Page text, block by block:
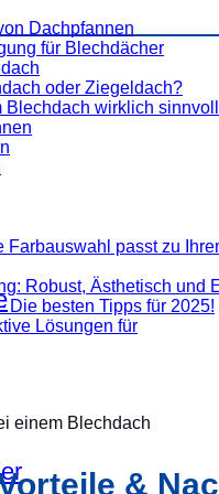
Dachpfannen
für Blechdächer
oder Ziegeldach?
Blechdach wirklich
Farbauswahl passt zu
Robust, Ästhetisch und
Die besten Tipps für 2025!
Lösungen für
einem Blechdach
&